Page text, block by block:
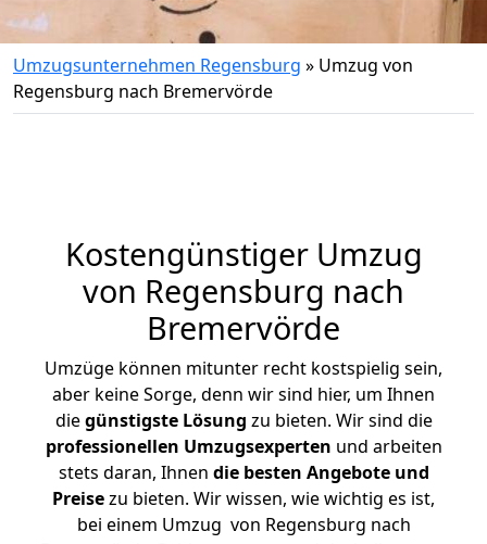
Umzugsunternehmen Regensburg » Umzug von
Regensburg nach Bremervörde
Kostengünstiger Umzug
von Regensburg nach
Bremervörde
Umzüge können mitunter recht kostspielig sein,
aber keine Sorge, denn wir sind hier, um Ihnen
diegünstigste Lösung zu bieten. Wir sind die
professionellen Umzugsexperten und arbeiten
stets daran, Ihnen die besten Angebote und
Preisezu bieten. Wir wissen, wie wichtig es ist,
bei einem Umzug von Regensburg nach